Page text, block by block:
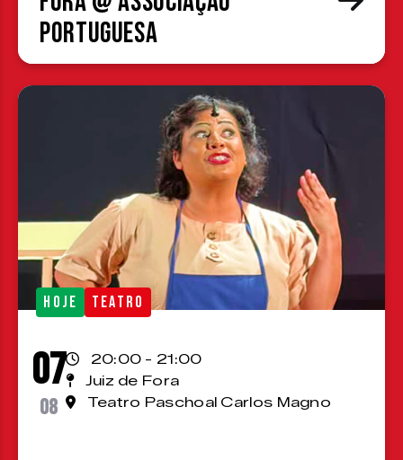
Portuguesa
HOJE TEATRO
07
08
20:00 - 21:00
Juiz de Fora
Teatro Paschoal Carlos Magno